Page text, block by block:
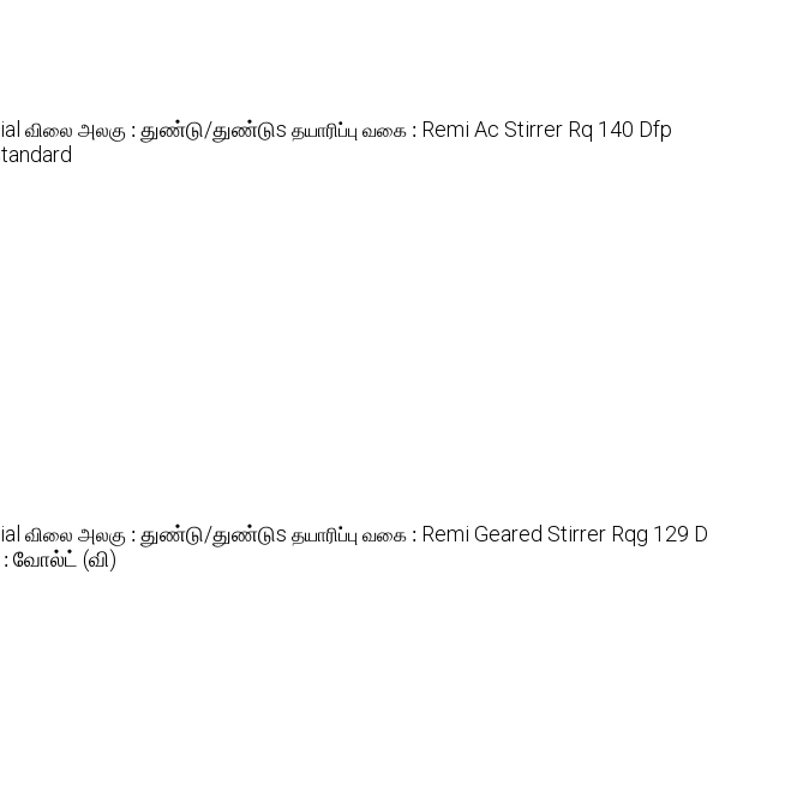
விலை அலகு : துண்டு/துண்டுs தயாரிப்பு வகை : Remi Ac Stirrer Rq 140 Dfp
விலை அலகு : துண்டு/துண்டுs தயாரிப்பு வகை : Remi Geared Stirrer Rqg 129 D
வோல்ட் (வி)